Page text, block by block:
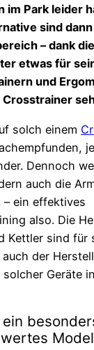
im Park leider
sind
– dank
etwas für
und
solch einem
Dennoch
auch die
ein effektives
also. Die
Kettler sind für
der
Geräte